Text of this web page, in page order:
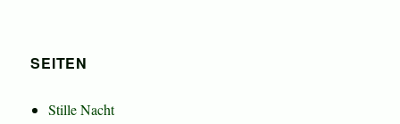
SEITEN
Stille Nacht